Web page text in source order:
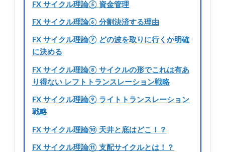
FX サイクル理論⑤ 資金管理
FX サイクル理論⑥ 分割決済する理由
FX サイクル理論⑦ どの波を取りに行くか明確
に決める
FX サイクル理論⑧ サイクルの形でこれは有あ
り得ない レフトトランスレーション戦略
FX サイクル理論⑨ ライトトランスレーション
戦略
FX サイクル理論⑩ 天井と底はどこ！？
FX サイクル理論⑪ 支配サイクルとは！？